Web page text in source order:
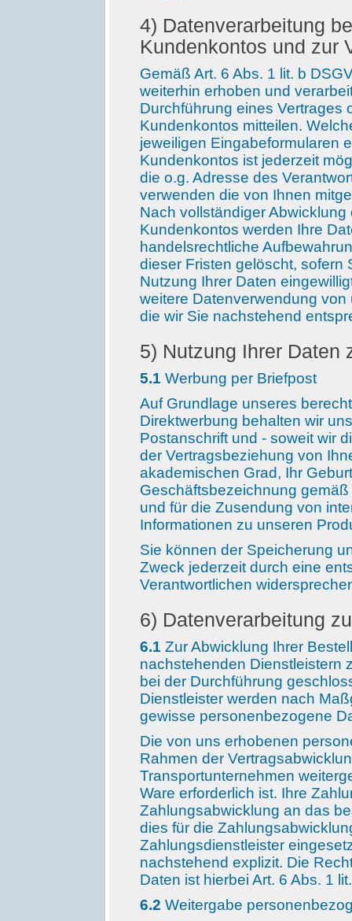
4) Datenverarbeitung
Kundenkontos und zur
Gemäß Art. 6 Abs. 1 lit. b
weiterhin erhoben und
Durchführung eines Vertrages
Kundenkontos mitteilen.
jeweiligen Eingabeformularen
Kundenkontos ist jederzeit
die o.g. Adresse des
verwenden die von Ihnen
Nach vollständiger
Kundenkontos werden Ihre
handelsrechtliche
dieser Fristen gelöscht, sofern
Nutzung Ihrer Daten
weitere Datenverwendung
die wir Sie nachstehend
5) Nutzung Ihrer Daten
5.1 Werbung per Briefpost
Auf Grundlage unseres
Direktwerbung behalten wir
Postanschrift und - soweit wir
der Vertragsbeziehung von
akademischen Grad, Ihr
Geschäftsbezeichnung
und für die Zusendung von
Informationen zu unseren
Sie können der Speicherung
Zweck jederzeit durch eine
Verantwortlichen
6) Datenverarbeitung
6.1 Zur Abwicklung Ihrer
nachstehenden Dienstleistern
bei der Durchführung
Dienstleister werden nach
gewisse personenbezogene
Die von uns erhobenen
Rahmen der
Transportunternehmen
Ware erforderlich ist. Ihre
Zahlungsabwicklung an das
dies für die
Zahlungsdienstleister
nachstehend explizit. Die
Daten ist hierbei Art. 6 Abs. 1
6.2 Weitergabe